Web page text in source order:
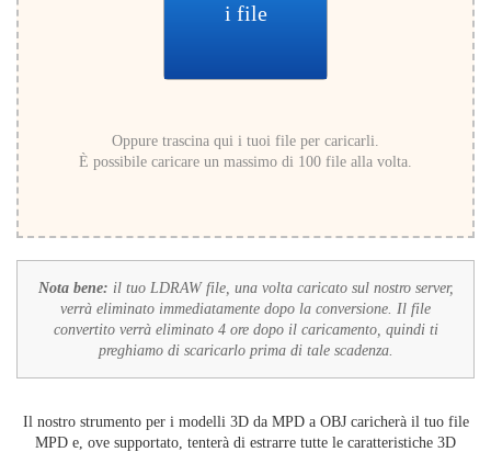
i file
Oppure trascina qui i tuoi file per caricarli.
È possibile caricare un massimo di 100 file alla volta.
Nota bene: il tuo LDRAW file, una volta caricato sul nostro server,
verrà eliminato immediatamente dopo la conversione. Il file
convertito verrà eliminato 4 ore dopo il caricamento, quindi ti
preghiamo di scaricarlo prima di tale scadenza.
Il nostro strumento per i modelli 3D da MPD a OBJ caricherà il tuo file
MPD e, ove supportato, tenterà di estrarre tutte le caratteristiche 3D